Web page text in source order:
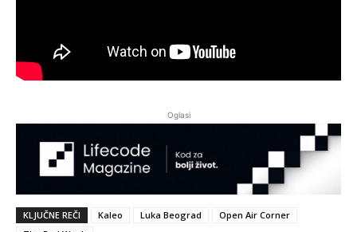
Oglasi
KLJUČNE REČI Kaleo Luka Beograd
Open Air Corner